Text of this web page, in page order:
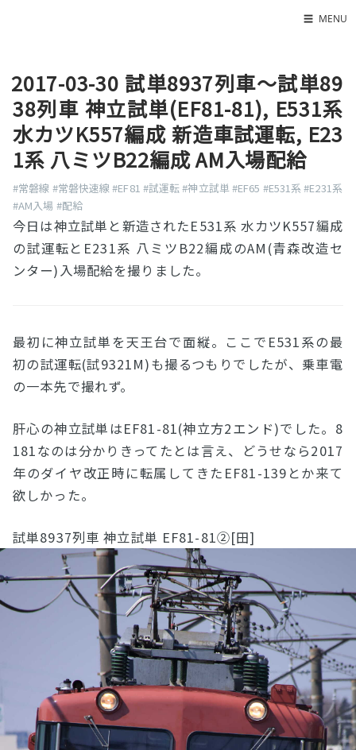
About
LED SS表
☰ MENU
2017-03-30 試単8937列車〜試単89
38列車 神立試単(EF81-81), E531系
水カツK557編成 新造車試運転, E23
1系 八ミツB22編成 AM入場配給
#常磐線 #常磐快速線#EF81 #試運転#神立試単#EF65 #E531系 #E231系
#AM入場 #配給
今日は神立試単と新造されたE531系 水カツK557編成
の試運転とE231系 八ミツB22編成のAM(青森改造セ
ンター)入場配給を撮りました。
最初に神立試単を天王台で面縦。ここでE531系の最
初の試運転(試9321M)も撮るつもりでしたが、乗車電
の一本先で撮れず。
肝心の神立試単はEF81-81(神立方2エンド)でした。8
181なのは分かりきってたとは言え、どうせなら2017
年のダイヤ改正時に転属してきたEF81-139とか来て
欲しかった。
試単8937列車 神立試単 EF81-81②[田]